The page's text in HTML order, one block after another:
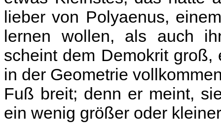
lieber von Polyaenus,
lernen wollen, als auch
scheint dem Demokrit
in der Geometrie
Fuß breit; denn er meint,
ein wenig größer oder